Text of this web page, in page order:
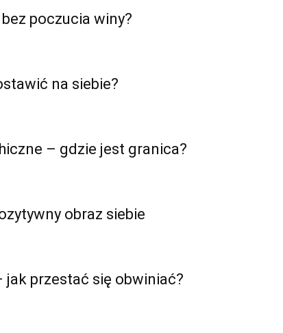
poczucia winy?
na siebie?
– gdzie jest granica?
obraz siebie
przestać się obwiniać?